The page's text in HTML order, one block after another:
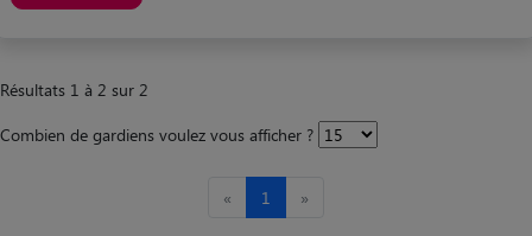
Résultats 1 à 2 sur 2
Combien de gardiens voulez vous afficher ?
« 1 »